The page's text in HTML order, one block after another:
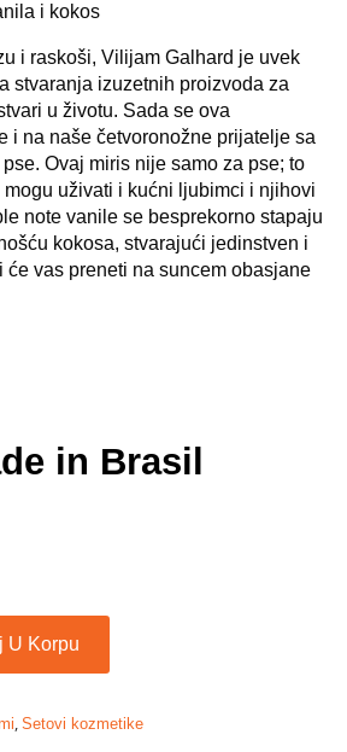
i kokos
i raskoši, Vilijam Galhard je uvek
stvaranja izuzetnih proizvoda za
u životu. Sada se ova
i na naše četvoronožne prijatelje sa
Ovaj miris nije samo za pse; to
uživati i kućni ljubimci i njihovi
note vanile se besprekorno stapaju
kokosa, stvarajući jedinstven i
će vas preneti na suncem obasjane
in Brasil
U Korpu
Setovi kozmetike